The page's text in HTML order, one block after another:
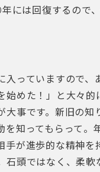
には回復するので
入っていますので、
始めた！」と大々的
大事です。新旧の知
を知ってもらって。
手が進歩的な精神を
石頭ではなく、柔軟